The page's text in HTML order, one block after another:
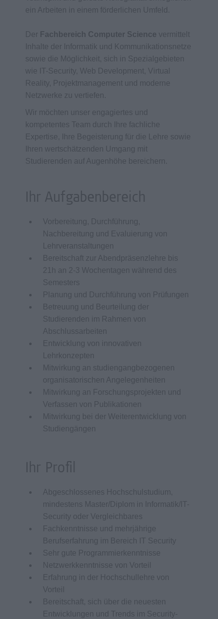
ein Arbeiten in einem förderlichen Umfeld.
Der Fachbereich Computer Science vermittelt
Inhalte der Informatik und Kommunikationsnetze
sowie die Möglichkeit, sich in Spezialgebieten
wie IT-Security, Web Development, Virtual
Reality, Projektmanagement und moderne
Netzwerke zu vertiefen.
Wir möchten unser engagiertes und
kompetentes Team durch Ihre fachliche
Expertise, Ihre Begeisterung für die Lehre sowie
Ihren wertschätzenden Umgang mit
Studierenden auf Augenhöhe bereichern.
Ihr Aufgabenbereich
Vorbereitung, Durchführung,
Nachbereitung und Evaluierung von
Lehrveranstaltungen
Bereitschaft zur Abendpräsenzlehre bis
21h an 2-3 Wochentagen während des
Semesters
Planung und Durchführung von Prüfungen
Betreuung und Beurteilung der
Studierenden im Rahmen von
Abschlussarbeiten
Entwicklung von innovativen
Lehrkonzepten
Mitwirkung an studiengangbezogenen
organisatorischen Angelegenheiten
Mitwirkung an Forschungsprojekten und
Verfassen von Publikationen
Mitwirkung bei der Weiterentwicklung von
Studiengängen
Ihr Profil
Abgeschlossenes Hochschulstudium,
mindestens Master/Diplom in Informatik/IT-
Security oder Vergleichbares
Fachkenntnisse und mehrjährige
Berufserfahrung im Bereich IT Security
Sehr gute Programmierkenntnisse
Netzwerkkenntnisse von Vorteil
Erfahrung in der Hochschullehre von
Vorteil
Bereitschaft, sich über die neuesten
Entwicklungen und Trends im Security-